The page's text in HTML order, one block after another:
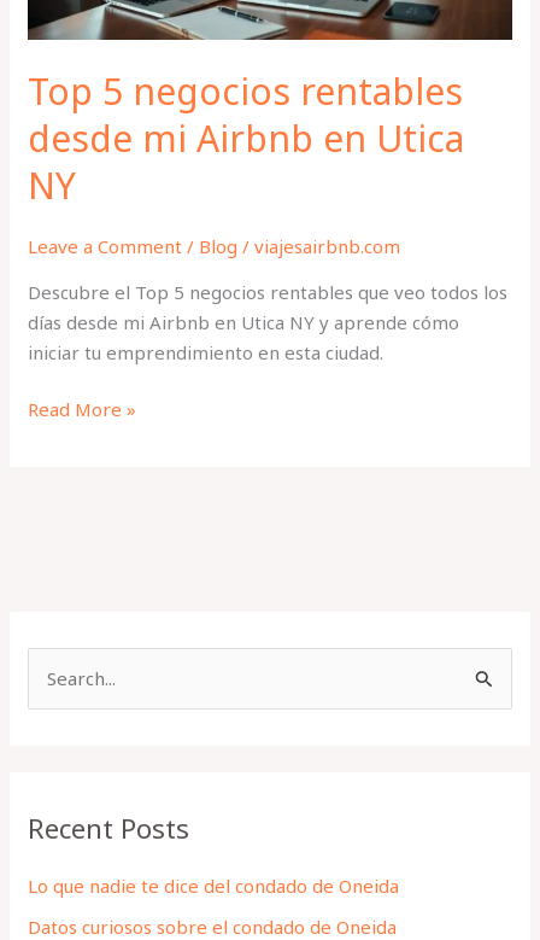
Top 5 negocios rentables
desde mi Airbnb en Utica
NY
Leave a Comment / Blog /viajesairbnb.com
Descubre el Top 5 negocios rentables que veo todos los
días desde mi Airbnb en Utica NY y aprende cómo
iniciar tu emprendimiento en esta ciudad.
Utica
NY
Read More »
c
f
Recent Posts
Lo que nadie te dice del condado de Oneida
Datos curiosos sobre el condado de Oneida